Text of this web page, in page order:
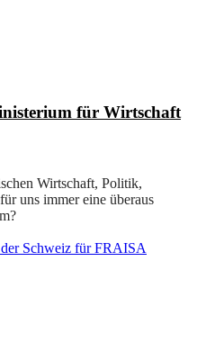
für Wirtschaft
Wirtschaft, Politik,
uns immer eine überaus